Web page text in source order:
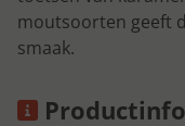
moutsoorten geeft
smaak.